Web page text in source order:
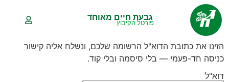
לתוכן
גבעת חיים מאוחד
פורטל הקיבוץ
גבעת חיים מאוחד — אתר
הזינו את כתובת הדוא"ל הרשומה שלכם, ונשלח אליה קישור
כניסה חד-פעמי — בלי סיסמה ובלי קוד.
דוא"ל